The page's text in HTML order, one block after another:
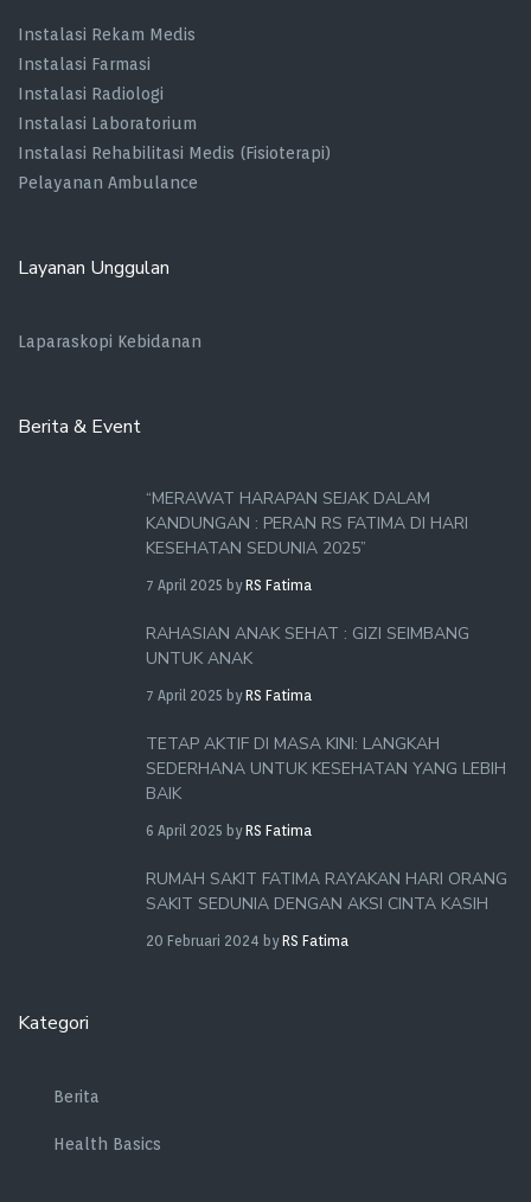
Instalasi Rekam Medis
Instalasi Farmasi
Instalasi Radiologi
Instalasi Laboratorium
Instalasi Rehabilitasi Medis (Fisioterapi)
Pelayanan Ambulance
Layanan Unggulan
Laparaskopi Kebidanan
Berita & Event
“MERAWAT HARAPAN SEJAK DALAM
KANDUNGAN : PERAN RS FATIMA DI HARI
KESEHATAN SEDUNIA 2025”
7 April 2025 by RS Fatima
RAHASIAN ANAK SEHAT : GIZI SEIMBANG
UNTUK ANAK
7 April 2025 by RS Fatima
TETAP AKTIF DI MASA KINI: LANGKAH
SEDERHANA UNTUK KESEHATAN YANG LEBIH
BAIK
6 April 2025 by RS Fatima
RUMAH SAKIT FATIMA RAYAKAN HARI ORANG
SAKIT SEDUNIA DENGAN AKSI CINTA KASIH
20 Februari 2024 by RS Fatima
Kategori
Berita
Health Basics